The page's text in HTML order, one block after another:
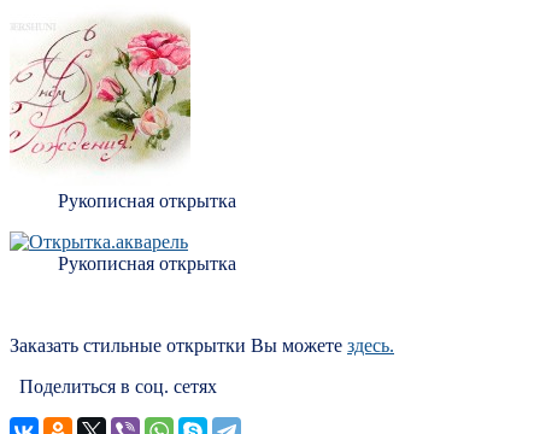
Рукописная открытка
Рукописная открытка
Заказать стильные открытки Вы можете здесь.
Поделиться в соц. сетях